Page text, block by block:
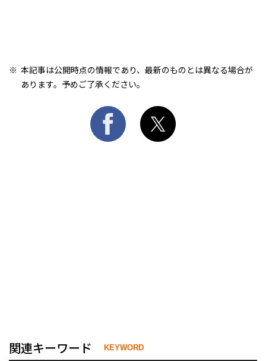
本記事は公開時点の情報であり、最新のものとは異なる場合が
あります。予めご了承ください。
関連キーワード KEYWORD